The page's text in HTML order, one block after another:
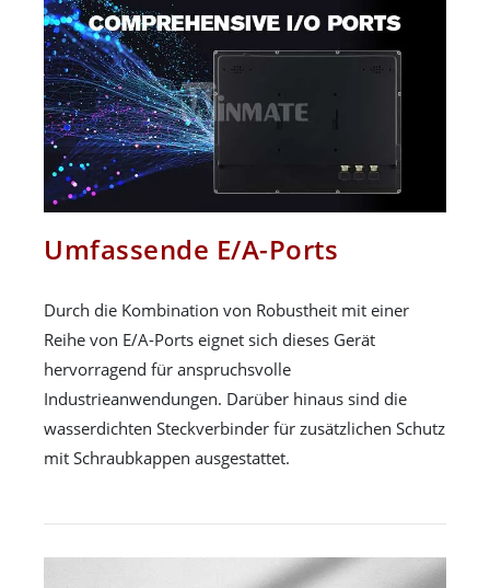
Umfassende E/A-Ports
Durch die Kombination von Robustheit mit einer
Reihe von E/A-Ports eignet sich dieses Gerät
hervorragend für anspruchsvolle
Industrieanwendungen. Darüber hinaus sind die
wasserdichten Steckverbinder für zusätzlichen Schutz
mit Schraubkappen ausgestattet.